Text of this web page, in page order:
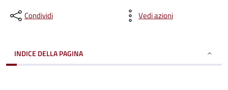
Condividi Vedi azioni
INDICE DELLA PAGINA